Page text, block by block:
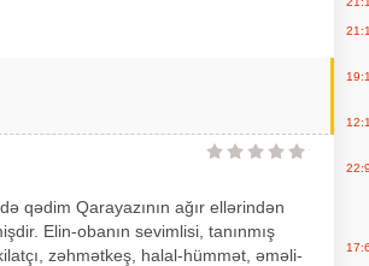
qədim Qarayazının ağır ellərindən
Elin-obanın sevimlisi, tanınmış
zəhmətkeş, halal-hümmət, əməli-
22:9
17:6